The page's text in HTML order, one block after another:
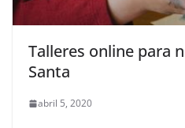
Talleres online para
Santa
abril 5, 2020